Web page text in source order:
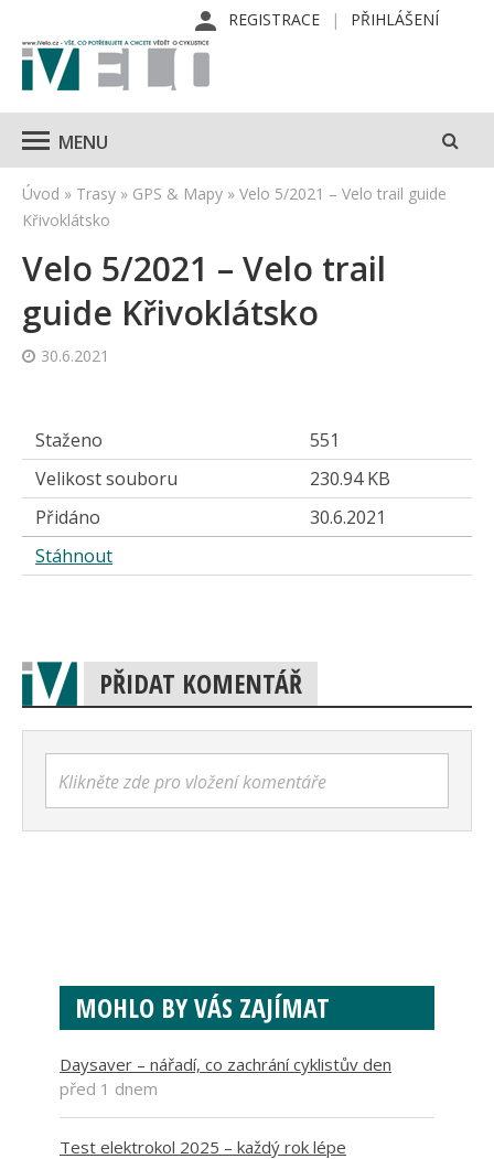
REGISTRACE PŘIHLÁŠENÍ
MENU
Úvod » Trasy » GPS & Mapy » Velo 5/2021 – Velo trail guide
Křivoklátsko
Velo 5/2021 – Velo trail
guide Křivoklátsko
30.6.2021
Staženo
551
Velikost souboru
230.94 KB
Přidáno
30.6.2021
Stáhnout
PŘIDAT KOMENTÁŘ
Klikněte zde pro vložení komentáře
MOHLO BY VÁS ZAJÍMAT
Daysaver – nářadí, co zachrání cyklistův den
před 1 dnem
Test elektrokol 2025 – každý rok lépe